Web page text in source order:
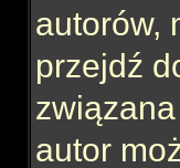
autorów,
przejdź
autor